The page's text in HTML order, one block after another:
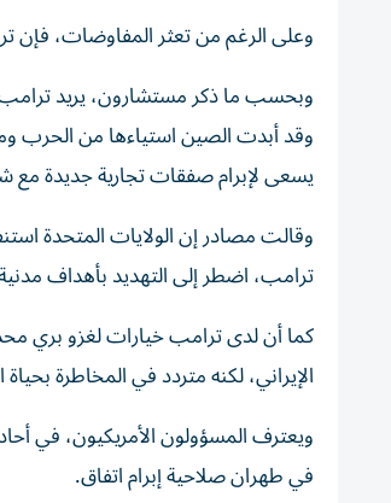
وعلى الرغم من تعثر المفاوضات،
وبحسب ما ذكر مستشارون، يريد ترامب
وقد أبدت الصين استياءها من الحرب
يسعى لإبرام صفقات تجارية جديدة
وقالت مصادر إن الولايات المتحدة
ترامب، اضطر إلى التهديد بأهداف
كما أن لدى ترامب خيارات لغزو بري
الإيراني، لكنه متردد في المخاطرة بحياة
ويعترف المسؤولون الأمريكيون، في
في طهران صلاحية إبرام اتفاق.